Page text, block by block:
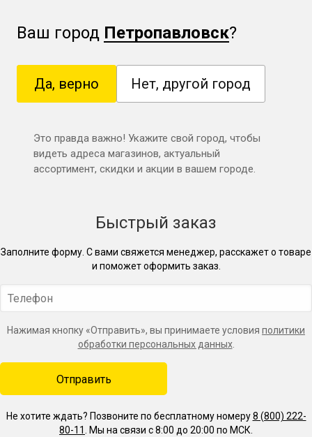
Ваш город Петропавловск?
Да, верно Нет, другой город
Это правда важно! Укажите свой город, чтобы
видеть адреса магазинов, актуальный
ассортимент, скидки и акции в вашем городе.
Быстрый заказ
Заполните форму. С вами свяжется менеджер, расскажет о товаре
и поможет оформить заказ.
Нажимая кнопку «Отправить», вы принимаете условия политики
обработки персональных данных.
Не хотите ждать? Позвоните по бесплатному номеру8 (800) 222-
80-11. Мы на связи с 8:00 до 20:00 по МСК.